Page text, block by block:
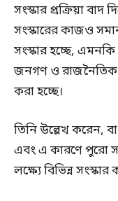
সংস্কার প্রক্রিয়া বাদ
সংস্কারের কাজও
সংস্কার হচ্ছে,
জনগণ ও রাজনৈতিক
করা হচ্ছে।
তিনি উল্লেখ করেন,
এবং এ কারণে পুরো
লক্ষ্যে বিভিন্ন